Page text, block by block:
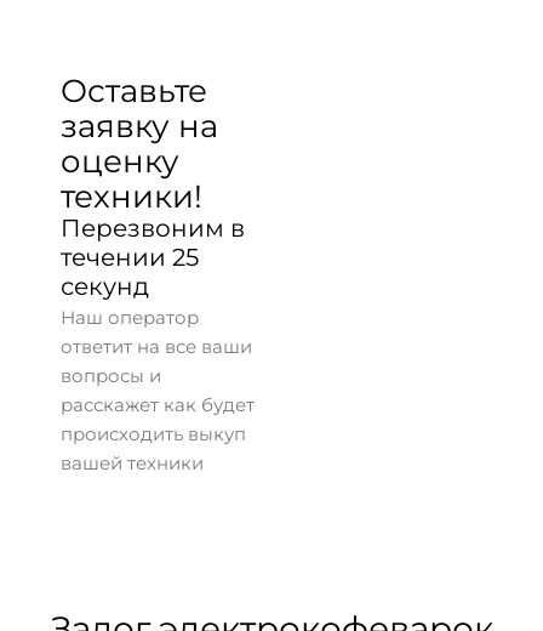
Оставьте
заявку на
оценку
техники!
Перезвоним в
течении 25
секунд
Наш оператор
ответит на все ваши
вопросы и
расскажет как будет
происходить выкуп
вашей техники